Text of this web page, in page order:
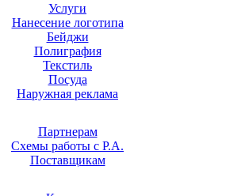
Услуги
Нанесение логотипа
Бейджи
Полиграфия
Текстиль
Посуда
Наружная реклама
Партнерам
Схемы работы с Р.А.
Поставщикам